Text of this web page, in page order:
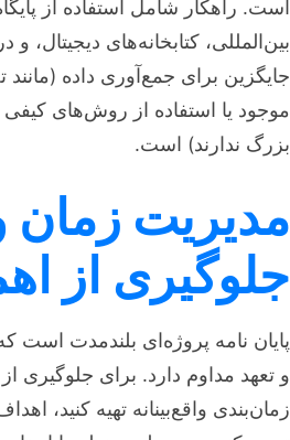
است. راهکار شامل استفاده از
بین‌المللی، کتابخانه‌های دیجیتال،
جایگزین برای جمع‌آوری داده (مانند
موجود یا استفاده از روش‌های کیفی
بزرگ ندارند) است.
مدیریت زمان
جلوگیری از
پایان نامه پروژه‌ای بلندمدت است
و تعهد مداوم دارد. برای جلوگیری
زمان‌بندی واقع‌بینانه تهیه کنید،